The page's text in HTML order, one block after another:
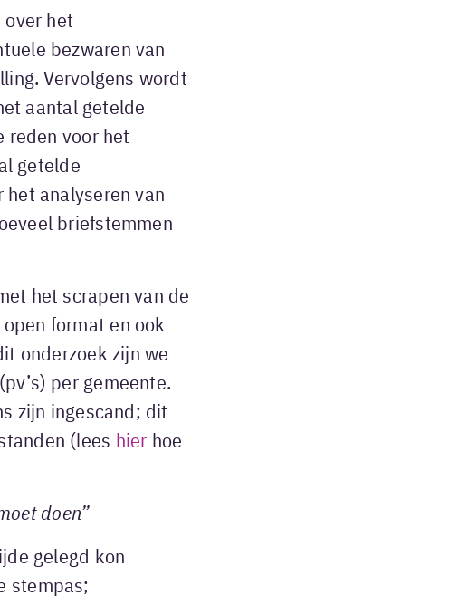
over het
bezwaren van
Vervolgens wordt
aantal getelde
reden voor het
getelde
analyseren van
briefstemmen
het scrapen van de
format en ook
onderzoek zijn we
per gemeente.
zijn ingescand; dit
(lees hier hoe
doen”
gelegd kon
stempas;